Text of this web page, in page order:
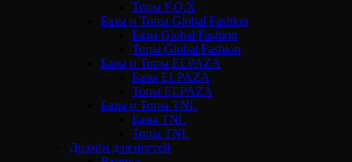
Топы F.O.X
Базы и Топы Global Fashion
Базы Global Fashion
Топы Global Fashion
Базы и Топы ELPAZA
Базы ELPAZA
Топы ELPAZA
Базы и Топы TNL
Базы TNL
Топы TNL
Дизайн для ногтей